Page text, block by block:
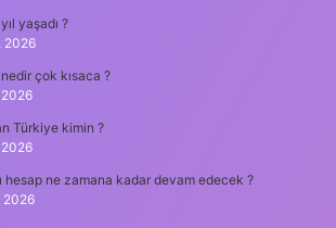
yaşadı ?
2026
çok kısaca ?
2026
Türkiye kimin ?
2026
hesap ne zamana kadar devam edecek ?
2026